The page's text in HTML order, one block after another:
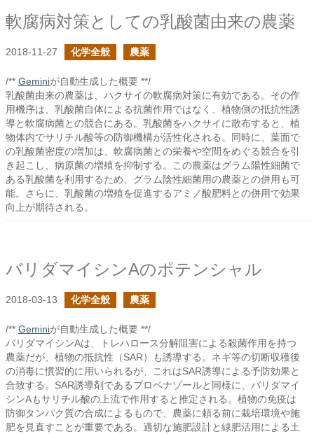
軟腐病対策としての乳酸菌由来の農薬
2018-11-27 化学全般 農薬
/** Geminiが自動生成した概要 **/
乳酸菌由来の農薬は、ハクサイの軟腐病対策に有効である。その作
用機序は、乳酸菌自体による抗菌作用ではなく、植物側の抵抗性誘
導と軟腐病菌との競合にある。乳酸菌をハクサイに散布すると、植
物体内でサリチル酸等の防御機構が活性化される。同時に、葉面で
の乳酸菌密度の増加は、軟腐病菌との栄養や空間をめぐる競合を引
き起こし、病原菌の増殖を抑制する。この農薬はグラム陽性細菌で
ある乳酸菌を利用するため、グラム陰性細菌用の農薬との併用も可
能。さらに、乳酸菌の増殖を促進するアミノ酸肥料との併用で効果
向上が期待される。
バリダマイシンAのポテンシャル
2018-03-13 化学全般 農薬
/** Geminiが自動生成した概要 **/
バリダマイシンAは、トレハロース分解阻害による殺菌作用を持つ
農薬だが、植物の抵抗性（SAR）も誘導する。ネギ等の切断収穫後
の消毒に慣習的に用いられるが、これはSAR誘導による予防効果と
合致する。SAR誘導剤であるプロベナゾールと同様に、バリダマイ
シンAもサリチル酸の上流で作用すると推定される。植物の免疫は
防御タンパク質の合成によるもので、農薬に頼る前に栽培環境や施
肥を見直すことが重要である。適切な施肥設計と緑肥活用による土